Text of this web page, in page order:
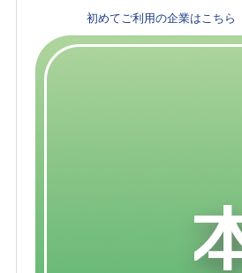
初めてご利用の企業はこちら